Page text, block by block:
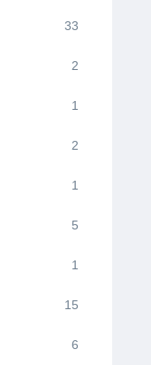
33
2
1
2
1
5
1
15
6